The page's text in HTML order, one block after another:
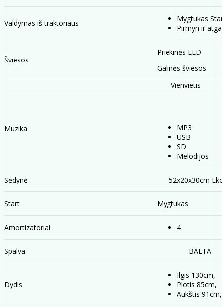
Valdymas iš traktoriaus
Mygtukas
Pirmyn ir
Šviesos
Priekinės LED
Galinės šviesos
Vienvietis
Muzika
MP3
USB
SD
Melodijos
Sėdynė 52x20x30cm
Start Mygtukas
Amortizatoriai 4
Spalva BALTA
Dydis
Ilgis 130cm,
Plotis 85cm,
Aukštis 91cm,